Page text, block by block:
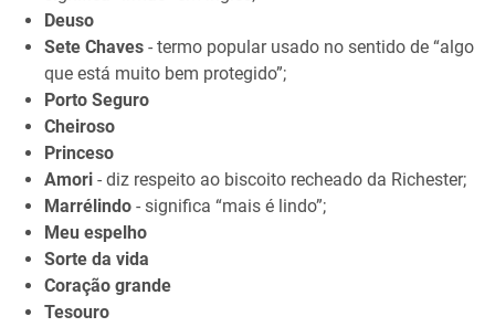
Deuso
Sete Chaves - termo popular usado no sentido de “algo
que está muito bem protegido”;
Porto Seguro
Cheiroso
Princeso
Amori - diz respeito ao biscoito recheado da Richester;
Marrélindo - significa “mais é lindo”;
Meu espelho
Sorte da vida
Coração grande
Tesouro